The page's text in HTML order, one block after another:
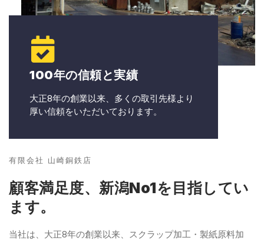
100年の信頼と実績
大正8年の創業以来、多くの取引先様より
厚い信頼をいただいております。
有限会社 山崎銅鉄店
顧客満足度、新潟No1を目指してい
ます。
当社は、大正8年の創業以来、スクラップ加工・製紙原料加